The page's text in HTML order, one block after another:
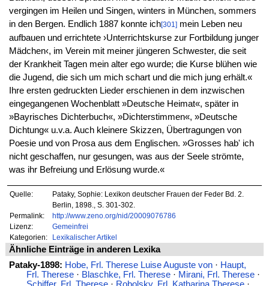
vergingen im Heilen und Singen, winters in München, sommers
in den Bergen. Endlich 1887 konnte ich[301]mein Leben neu
aufbauen und errichtete ›Unterrichtskurse zur Fortbildung junger
Mädchen‹, im Verein mit meiner jüngeren Schwester, die seit
der Krankheit Tagen mein alter ego wurde; die Kurse blühen wie
die Jugend, die sich um mich schart und die mich jung erhält.«
Ihre ersten gedruckten Lieder erschienen in dem inzwischen
eingegangenen Wochenblatt »Deutsche Heimat«, später in
»Bayrisches Dichterbuch«, »Dichterstimmen«, »Deutsche
Dichtung« u.v.a. Auch kleinere Skizzen, Übertragungen von
Poesie und von Prosa aus dem Englischen. »Grosses hab' ich
nicht geschaffen, nur gesungen, was aus der Seele strömte,
was ihr Befreiung und Erlösung wurde.«
Quelle:
Pataky, Sophie: Lexikon deutscher Frauen der Feder Bd. 2.
Berlin, 1898., S. 301-302.
Permalink:
http://www.zeno.org/nid/20009076786
Lizenz:
Gemeinfrei
Kategorien:
Lexikalischer Artikel
Ähnliche Einträge in anderen Lexika
Pataky-1898: Hobe, Frl. Therese Luise Auguste von· Haupt,
Frl. Therese· Blaschke, Frl. Therese· Mirani, Frl. Therese·